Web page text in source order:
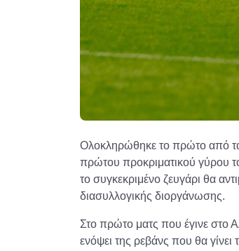
Ολοκληρώθηκε το πρώτο από τα
πρώτου προκριματικού γύρου
το συγκεκριμένο ζευγάρι θα
διασυλλογικής διοργάνωσης.
Στο πρώτο ματς που έγινε στο
ενόψει της ρεβάνς που θα